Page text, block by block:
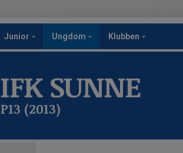
Junior Ungdom Klubben
IFK SUNNE
P13 (2013)